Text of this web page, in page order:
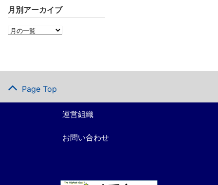
月別アーカイブ
Page Top
運営組織
お問い合わせ